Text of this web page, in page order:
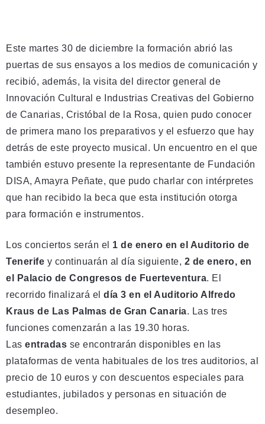
Este martes 30 de diciembre la formación abrió las
puertas de sus ensayos a los medios de comunicación y
recibió, además, la visita del director general de
Innovación Cultural e Industrias Creativas del Gobierno
de Canarias, Cristóbal de la Rosa, quien pudo conocer
de primera mano los preparativos y el esfuerzo que hay
detrás de este proyecto musical. Un encuentro en el que
también estuvo presente la representante de Fundación
DISA, Amayra Peñate, que pudo charlar con intérpretes
que han recibido la beca que esta institución otorga
para formación e instrumentos.
Los conciertos serán el 1 de enero en el Auditorio de
Tenerife y continuarán al día siguiente, 2 de enero, en
el Palacio de Congresos de Fuerteventura. El
recorrido finalizará el día 3 en el Auditorio Alfredo
Kraus de Las Palmas de Gran Canaria. Las tres
funciones comenzarán a las 19.30 horas.
Las entradas se encontrarán disponibles en las
plataformas de venta habituales de los tres auditorios, al
precio de 10 euros y con descuentos especiales para
estudiantes, jubilados y personas en situación de
desempleo.